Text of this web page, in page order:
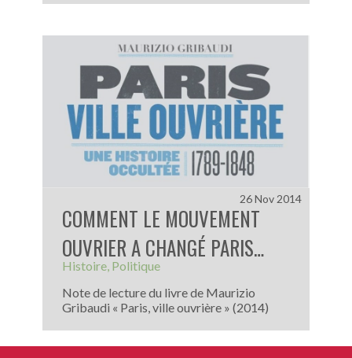
COMMENT LE MOUVEMENT
OUVRIER A CHANGÉ PARIS…
Histoire Politique
Note de lecture du livre de Maurizio
Gribaudi « Paris, ville ouvrière » (2014)
26 Nov 2014